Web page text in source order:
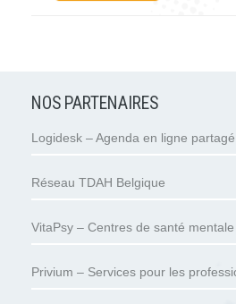
NOS PARTENAIRES
Logidesk – Agenda en ligne partagé
Réseau TDAH Belgique
VitaPsy – Centres de santé
Privium – Services pour les